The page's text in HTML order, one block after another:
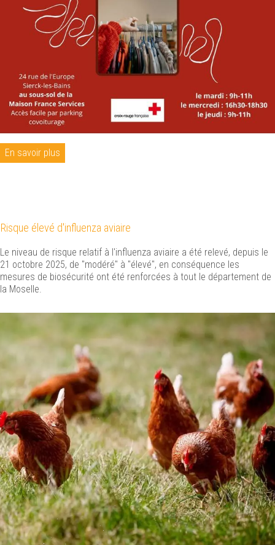
En savoir plus
Risque élevé d'influenza aviaire
Le niveau de risque relatif à l'influenza aviaire a été relevé, depuis le
21 octobre 2025, de "modéré" à "élevé", en conséquence les
mesures de biosécurité ont été renforcées à tout le département de
la Moselle.